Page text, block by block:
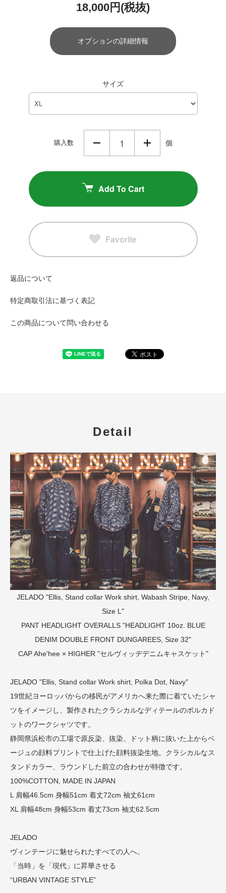
18,000円(税抜)
オプションの詳細情報
サイズ
購入数 個
Add To Cart
Favorite
返品について
特定商取引法に基づく表記
この商品について問い合わせる
Detail
JELADO "Ellis, Stand collar Work shirt, Wabash Stripe, Navy,
Size L"
PANT HEADLIGHT OVERALLS "HEADLIGHT 10oz. BLUE
DENIM DOUBLE FRONT DUNGAREES, Size 32"
CAPAhe'hee × HIGHER "セルヴィッヂデニムキャスケット"
JELADO "Ellis, Stand collar Work shirt, Polka Dot, Navy"
19世紀ヨーロッパからの移民がアメリカへ来た際に着ていたシャ
ツをイメージし、製作されたクラシカルなディテールのポルカド
ットのワークシャツです。
静岡県浜松市の工場で原反染、抜染、ドット柄に抜いた上からベ
ージュの顔料プリントで仕上げた顔料抜染生地。クラシカルなス
タンドカラー、ラウンドした前立の合わせが特徴です。
100%COTTON, MADE IN JAPAN
L 肩幅46.5cm 身幅51cm 着丈72cm 袖丈61cm
XL 肩幅48cm 身幅53cm 着丈73cm 袖丈62.5cm
JELADO
ヴィンテージに魅せられたすべての人へ。
「当時」を「現代」に昇華させる
“URBAN VINTAGE STYLE”